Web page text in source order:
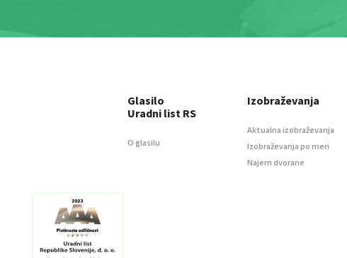
Glasilo
Uradni list RS
O glasilu
Izobraževanja
Aktualna izobraževanja
Izobraževanja po meri
Najem dvorane